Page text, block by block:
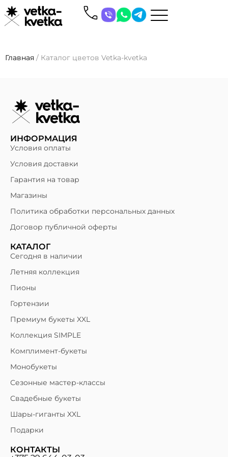
Главная / Каталог цветов Vetka-kvetka
ИНФОРМАЦИЯ
Условия оплаты
Условия доставки
Гарантия на товар
Магазины
Политика обработки персональных данных
Договор публичной оферты
КАТАЛОГ
Сегодня в наличии
Летняя коллекция
Пионы
Гортензии
Премиум букеты XXL
Коллекция SIMPLE
Комплимент-букеты
Монобукеты
Сезонные мастер-классы
Свадебные букеты
Шары-гиганты XXL
Подарки
КОНТАКТЫ